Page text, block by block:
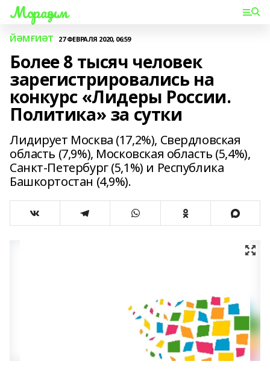
Мораҙым
ЙӘМҒИӘТ 27 ФЕВРАЛЯ 2020, 06:59
Более 8 тысяч человек
зарегистрировались на
конкурс «Лидеры России.
Политика» за сутки
Лидирует Москва (17,2%), Свердловская
область (7,9%), Московская область (5,4%),
Санкт-Петербург (5,1%) и Республика
Башкортостан (4,9%).